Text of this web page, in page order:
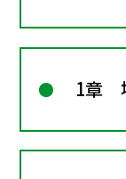
1章